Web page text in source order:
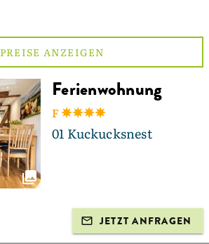
PREISE ANZEIGEN
Ferienwohnung
F
01 Kuckucksnest
JETZT ANFRAGEN